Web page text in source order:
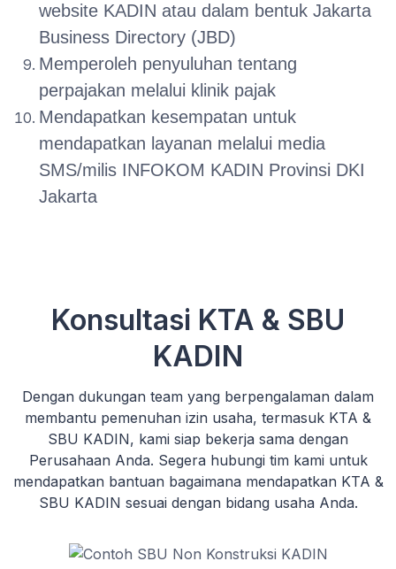
website KADIN atau dalam bentuk Jakarta
Business Directory (JBD)
Memperoleh penyuluhan tentang
perpajakan melalui klinik pajak
Mendapatkan kesempatan untuk
mendapatkan layanan melalui media
SMS/milis INFOKOM KADIN Provinsi DKI
Jakarta
Konsultasi KTA & SBU
KADIN
Dengan dukungan team yang berpengalaman dalam
membantu pemenuhan izin usaha, termasuk KTA &
SBU KADIN, kami siap bekerja sama dengan
Perusahaan Anda. Segera hubungi tim kami untuk
mendapatkan bantuan bagaimana mendapatkan KTA &
SBU KADIN sesuai dengan bidang usaha Anda.